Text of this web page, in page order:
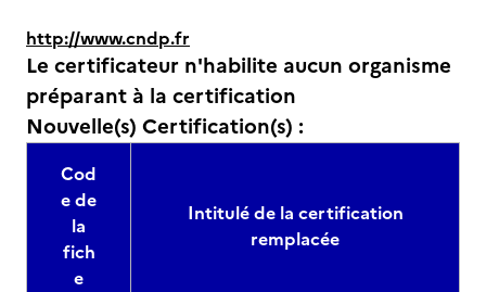
http://www.cndp.fr
Le certificateur n'habilite aucun organisme
préparant à la certification
Nouvelle(s) Certification(s) :
Cod
e de
la
fich
e
Intitulé de la certification
remplacée